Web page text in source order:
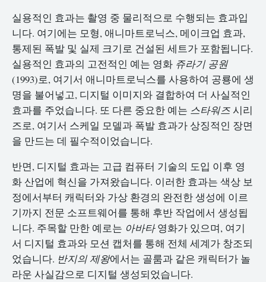
실용적인 효과는 촬영 중 물리적으로 수행되는 효과입
니다. 여기에는 모형, 애니마트로닉스, 메이크업 효과,
통제된 폭발 및 실제 크기로 건설된 세트가 포함됩니다.
실용적인 효과의 고전적인 예는 영화 쥬라기 공원
(1993)로, 여기서 애니마트로닉스를 사용하여 공룡에 생
명을 불어넣고, 디지털 이미지와 결합하여 더 사실적인
효과를 주었습니다. 또 다른 중요한 예는 스타워즈시리
즈로, 여기서 스케일 모델과 폭발 효과가 상징적인 장면
을 만드는 데 필수적이었습니다.
반면, 디지털 효과는 고급 컴퓨터 기술의 도입 이후 영
화 산업에 혁신을 가져왔습니다. 이러한 효과는 색상 보
정에서부터 캐릭터와 가상 환경의 완전한 생성에 이르
기까지 전문 소프트웨어를 통해 후반 작업에서 생성됩
니다. 주목할 만한 예로는 아바타영화가 있으며, 여기
서 디지털 효과와 모션 캡처를 통해 전체 세계가 창조되
었습니다. 반지의 제왕에서는 골룸과 같은 캐릭터가 놀
라운 사실감으로 디지털 생성되었습니다.